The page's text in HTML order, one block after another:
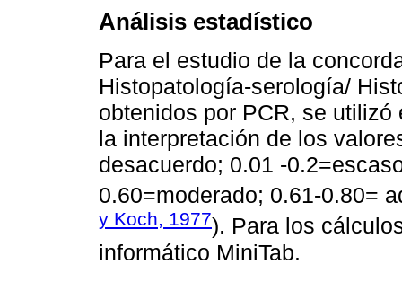
Análisis estadístico
Para el estudio de la
Histopatología-serología/
obtenidos por PCR, se utilizó
la interpretación de los
desacuerdo; 0.01 -
0.60=moderado; 0.61-0.80=
y Koch, 1977). Para los
informático MiniTab.